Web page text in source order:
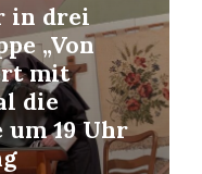
in drei
„Von
mit
die
um 19 Uhr